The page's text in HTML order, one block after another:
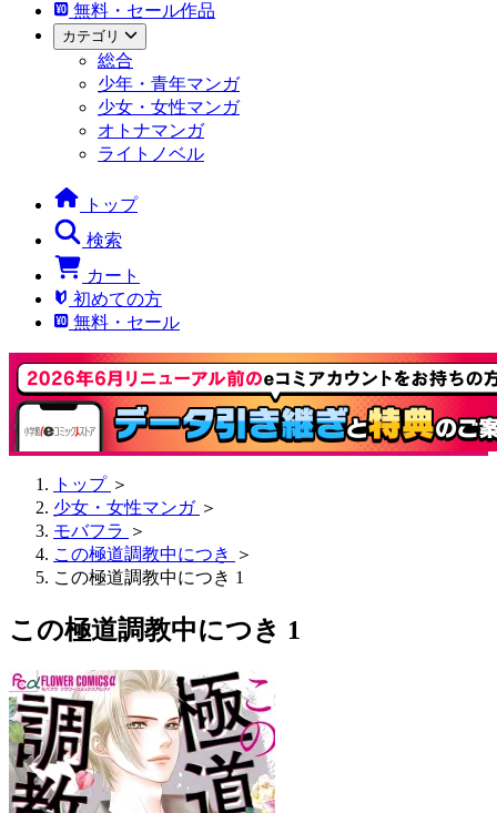
無料・セール作品
カテゴリ
総合
少年・青年マンガ
少女・女性マンガ
オトナマンガ
ライトノベル
トップ
検索
カート
初めての方
無料・セール
トップ ＞
少女・女性マンガ ＞
モバフラ ＞
この極道調教中につき
＞
この極道調教中につき 1
この極道調教中につき 1